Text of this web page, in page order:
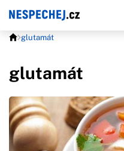
glutamát
glutamát